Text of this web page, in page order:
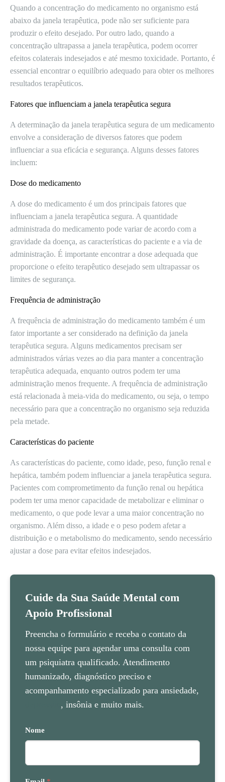
Quando a concentração do medicamento no organismo está
abaixo da janela terapêutica, pode não ser suficiente para
produzir o efeito desejado. Por outro lado, quando a
concentração ultrapassa a janela terapêutica, podem ocorrer
efeitos colaterais indesejados e até mesmo toxicidade. Portanto, é
essencial encontrar o equilíbrio adequado para obter os melhores
resultados terapêuticos.
Fatores que influenciam a janela terapêutica segura
A determinação da janela terapêutica segura de um medicamento
envolve a consideração de diversos fatores que podem
influenciar a sua eficácia e segurança. Alguns desses fatores
incluem:
Dose do medicamento
A dose do medicamento é um dos principais fatores que
influenciam a janela terapêutica segura. A quantidade
administrada do medicamento pode variar de acordo com a
gravidade da doença, as características do paciente e a via de
administração. É importante encontrar a dose adequada que
proporcione o efeito terapêutico desejado sem ultrapassar os
limites de segurança.
Frequência de administração
A frequência de administração do medicamento também é um
fator importante a ser considerado na definição da janela
terapêutica segura. Alguns medicamentos precisam ser
administrados várias vezes ao dia para manter a concentração
terapêutica adequada, enquanto outros podem ter uma
administração menos frequente. A frequência de administração
está relacionada à meia-vida do medicamento, ou seja, o tempo
necessário para que a concentração no organismo seja reduzida
pela metade.
Características do paciente
As características do paciente, como idade, peso, função renal e
hepática, também podem influenciar a janela terapêutica segura.
Pacientes com comprometimento da função renal ou hepática
podem ter uma menor capacidade de metabolizar e eliminar o
medicamento, o que pode levar a uma maior concentração no
organismo. Além disso, a idade e o peso podem afetar a
distribuição e o metabolismo do medicamento, sendo necessário
ajustar a dose para evitar efeitos indesejados.
Cuide da Sua Saúde Mental com
Apoio Profissional
Preencha o formulário e receba o contato da
nossa equipe para agendar uma consulta com
um psiquiatra qualificado. Atendimento
humanizado, diagnóstico preciso e
acompanhamento especializado para ansiedade,
, insônia e muito mais.
Nome